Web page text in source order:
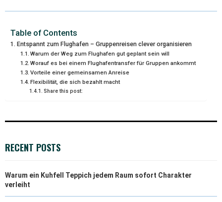
W
T
T
E
E
O
O
K
T
R
E
S
K
D
I
I
Table of Contents
Entspannt zum Flughafen – Gruppenreisen clever organisieren
Warum der Weg zum Flughafen gut geplant sein will
Worauf es bei einem Flughafentransfer für Gruppen ankommt
Vorteile einer gemeinsamen Anreise
Flexibilität, die sich bezahlt macht
Share this post:
RECENT POSTS
Warum ein Kuhfell Teppich jedem Raum sofort Charakter
verleiht